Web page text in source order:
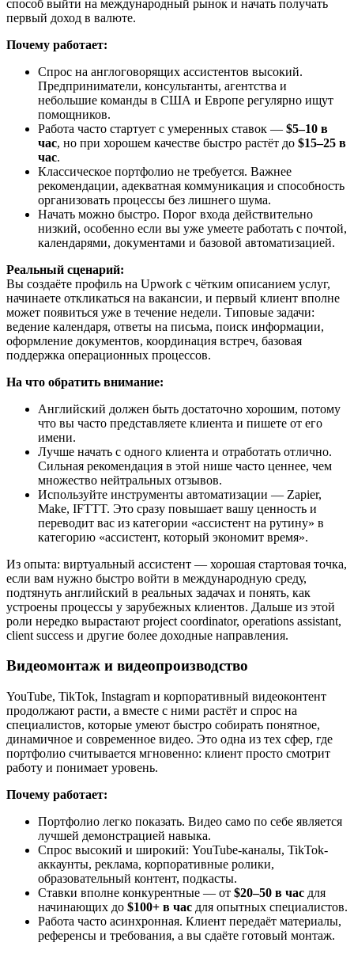
способ выйти на международный рынок и начать получать
первый доход в валюте.
Почему работает:
Спрос на англоговорящих ассистентов высокий.
Предприниматели, консультанты, агентства и
небольшие команды в США и Европе регулярно ищут
помощников.
Работа часто стартует с умеренных ставок — $5–10 в
час, но при хорошем качестве быстро растёт до $15–25 в
час.
Классическое портфолио не требуется. Важнее
рекомендации, адекватная коммуникация и способность
организовать процессы без лишнего шума.
Начать можно быстро. Порог входа действительно
низкий, особенно если вы уже умеете работать с почтой,
календарями, документами и базовой автоматизацией.
Реальный сценарий:
Вы создаёте профиль на Upwork с чётким описанием услуг,
начинаете откликаться на вакансии, и первый клиент вполне
может появиться уже в течение недели. Типовые задачи:
ведение календаря, ответы на письма, поиск информации,
оформление документов, координация встреч, базовая
поддержка операционных процессов.
На что обратить внимание:
Английский должен быть достаточно хорошим, потому
что вы часто представляете клиента и пишете от его
имени.
Лучше начать с одного клиента и отработать отлично.
Сильная рекомендация в этой нише часто ценнее, чем
множество нейтральных отзывов.
Используйте инструменты автоматизации — Zapier,
Make, IFTTT. Это сразу повышает вашу ценность и
переводит вас из категории «ассистент на рутину» в
категорию «ассистент, который экономит время».
Из опыта: виртуальный ассистент — хорошая стартовая точка,
если вам нужно быстро войти в международную среду,
подтянуть английский в реальных задачах и понять, как
устроены процессы у зарубежных клиентов. Дальше из этой
роли нередко вырастают project coordinator, operations assistant,
client success и другие более доходные направления.
Видеомонтаж и видеопроизводство
YouTube, TikTok, Instagram и корпоративный видеоконтент
продолжают расти, а вместе с ними растёт и спрос на
специалистов, которые умеют быстро собирать понятное,
динамичное и современное видео. Это одна из тех сфер, где
портфолио считывается мгновенно: клиент просто смотрит
работу и понимает уровень.
Почему работает:
Портфолио легко показать. Видео само по себе является
лучшей демонстрацией навыка.
Спрос высокий и широкий: YouTube-каналы, TikTok-
аккаунты, реклама, корпоративные ролики,
образовательный контент, подкасты.
Ставки вполне конкурентные — от $20–50 в час для
начинающих до $100+ в час для опытных специалистов.
Работа часто асинхронная. Клиент передаёт материалы,
референсы и требования, а вы сдаёте готовый монтаж.